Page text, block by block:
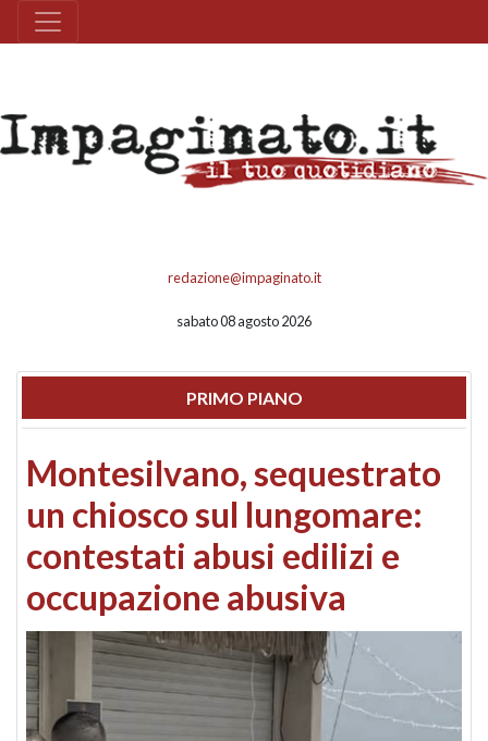
redazione@impaginato.it
sabato 08 agosto 2026
PRIMO PIANO
Montesilvano, sequestrato
un chiosco sul lungomare:
contestati abusi edilizi e
occupazione abusiva